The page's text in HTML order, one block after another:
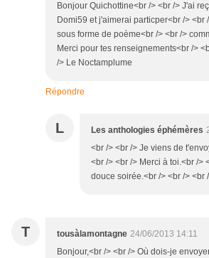
Bonjour Quichottine<br /> <br /> J'ai
Domi59 et j'aimerai particper<br /> <br
sous forme de poème<br /> <br />
Merci pour tes renseignements<br />
/> Le Noctamplume
Répondre
L Les anthologies éphémères
<br /> <br /> Je viens de
<br /> <br /> Merci à toi.<br />
douce soirée.<br /> <br /> <br
T tousàlamontagne 24/06/2013 14:11
Bonjour,<br /> <br /> Où dois-je